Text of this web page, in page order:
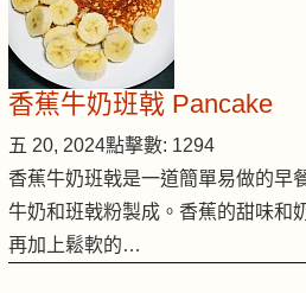
香蕉牛奶班戟 Pancake
五 20, 2024點擊數: 1294
香蕉牛奶班戟是一道簡單易做的早
牛奶和班戟粉製成。香蕉的甜味和
再加上鬆軟的…